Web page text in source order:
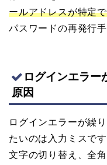
ールアドレスが特定
パスワードの再発行
ログインエラー
原因
ログインエラーが繰
たいのは入力ミスで
文字の切り替え、全